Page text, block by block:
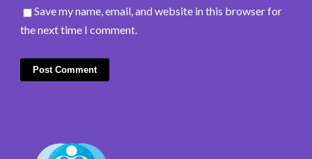
Save my name, email, and website in this browser for
the next time I comment.